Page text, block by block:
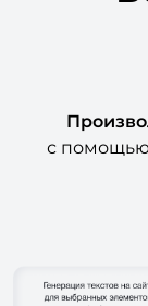
с помощью